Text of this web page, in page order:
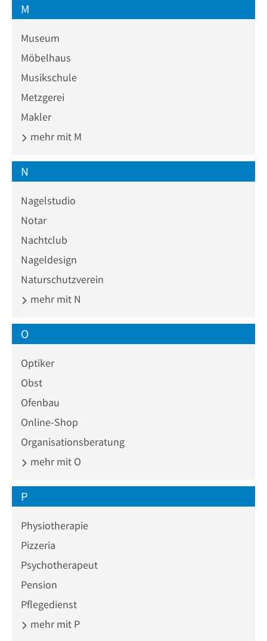
M
Museum
Möbelhaus
Musikschule
Metzgerei
Makler
mehr mit M
N
Nagelstudio
Notar
Nachtclub
Nageldesign
Naturschutzverein
mehr mit N
O
Optiker
Obst
Ofenbau
Online-Shop
Organisationsberatung
mehr mit O
P
Physiotherapie
Pizzeria
Psychotherapeut
Pension
Pflegedienst
mehr mit P